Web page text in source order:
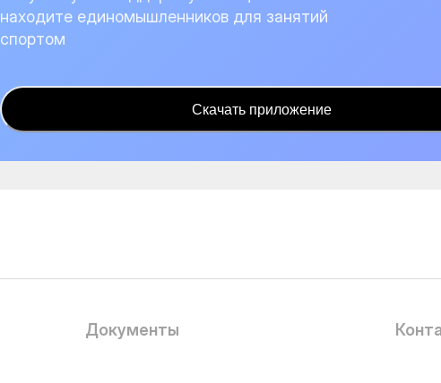
находите единомышленников для занятий
спортом
Скачать приложение
Документы